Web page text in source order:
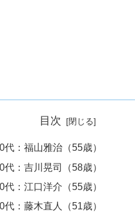
目次
代：福山雅治（55歳）
代：吉川晃司（58歳）
代：江口洋介（55歳）
代：藤木直人（51歳）